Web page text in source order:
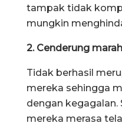
tampak tidak
mungkin
2. Cenderung
Tidak berhasil
mereka sehingga
dengan
mereka merasa